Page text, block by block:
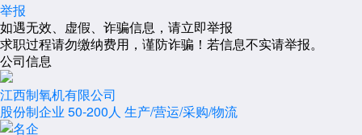
举报
如遇无效、虚假、诈骗信息，请立即举报
求职过程请勿缴纳费用，谨防诈骗！若信息不实请举报。
公司信息
江西制氧机有限公司
股份制企业 50-200人 生产/营运/采购/物流